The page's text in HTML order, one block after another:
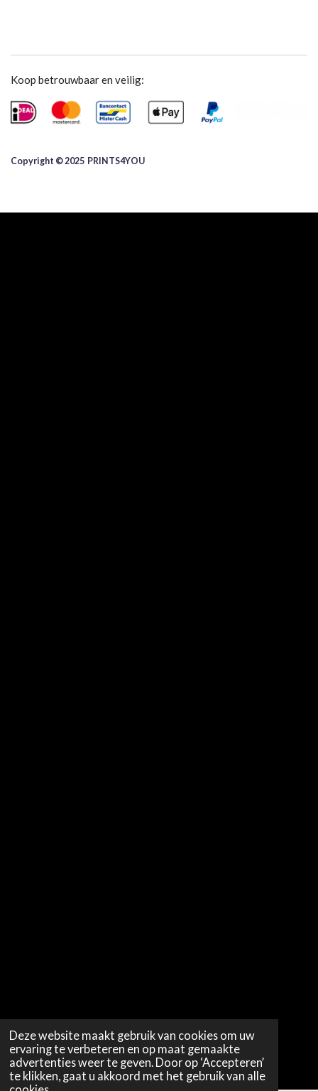
Deze website maakt gebruik van cookies om uw
ervaring te verbeteren en op maat gemaakte
advertenties weer te geven. Door op ‘Accepteren’
te klikken, gaat u akkoord met het gebruik van alle
Koop betrouwbaar en veilig:
Copyright © 2025 ​PRINTS4YOU